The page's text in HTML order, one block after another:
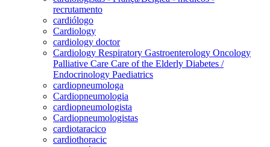
recrutamento
cardiólogo
Cardiology
cardiology doctor
Cardiology Respiratory Gastroenterology Oncology
Palliative Care Care of the Elderly Diabetes /
Endocrinology Paediatrics
cardiopneumologa
Cardiopneumologia
cardiopneumologista
Cardiopneumologistas
cardiotaracico
cardiothoracic